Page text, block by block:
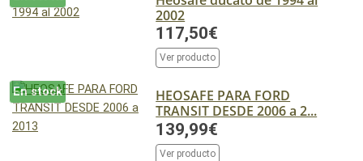
2002
117,50€
Ver producto
En stock
HEOSAFE PARA FORD
TRANSIT DESDE 2006 a 2...
139,99€
Ver producto